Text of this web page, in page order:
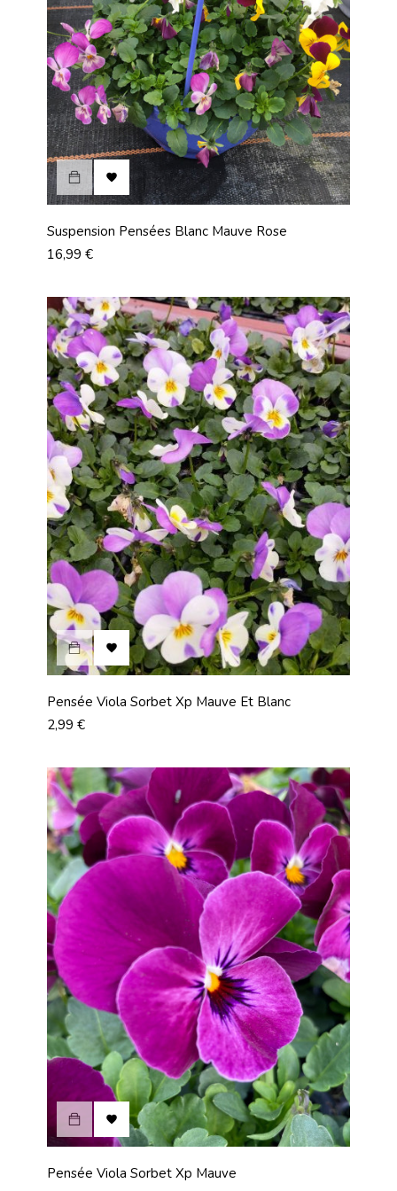

Suspension Pensées Blanc Mauve Rose
Prix
16,99 €

Pensée Viola Sorbet Xp Mauve Et Blanc
Prix
2,99 €

Pensée Viola Sorbet Xp Mauve